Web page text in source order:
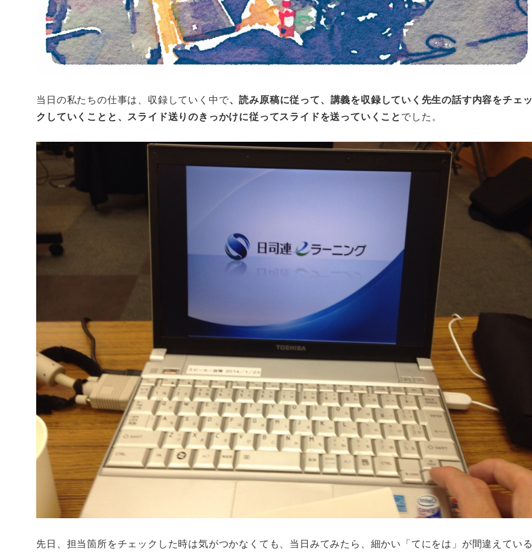
当日の私たちの仕事は、収録していく中で、読み原稿に従って、講義を収録していく先生の話す内容をチェッ
クしていくことと、スライド送りのきっかけに従ってスライドを送っていくことでした。
先日、担当箇所をチェックした時は気がつかなくても、当日みてみたら、細かい「てにをは」が間違えている